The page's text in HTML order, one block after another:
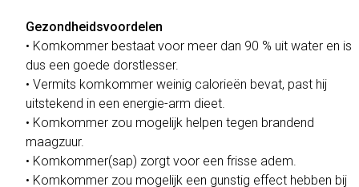
Gezondheidsvoordelen
• Komkommer bestaat voor meer dan 90 % uit water en is
dus een goede dorstlesser.
• Vermits komkommer weinig calorieën bevat, past hij
uitstekend in een energie-arm dieet.
• Komkommer zou mogelijk helpen tegen brandend
maagzuur.
• Komkommer(sap) zorgt voor een frisse adem.
• Komkommer zou mogelijk een gunstig effect hebben bij